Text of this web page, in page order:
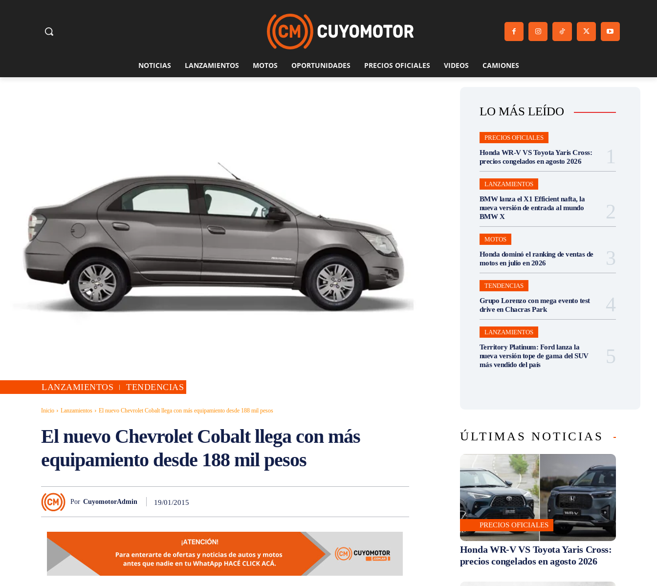
NOTICIAS LANZAMIENTOS MOTOS OPORTUNIDADES PRECIOS OFICIALES VIDEOS CAMIONES
LANZAMIENTOS TENDENCIAS
Inicio Lanzamientos El nuevo Chevrolet Cobalt llega con más equipamiento desde 188 mil pesos
El nuevo Chevrolet Cobalt llega con más
equipamiento desde 188 mil pesos
Por CuyomotorAdmin 19/01/2015
LO MÁS LEÍDO
PRECIOS OFICIALES
Honda WR-V VS Toyota Yaris Cross:
precios congelados en agosto 2026
LANZAMIENTOS
BMW lanza el X1 Efficient nafta, la
nueva versión de entrada al mundo
BMW X
MOTOS
Honda dominó el ranking de ventas de
motos en julio en 2026
TENDENCIAS
Grupo Lorenzo con mega evento test
drive en Chacras Park
LANZAMIENTOS
Territory Platinum: Ford lanza la
nueva versión tope de gama del SUV
más vendido del país
ÚLTIMAS NOTICIAS
PRECIOS OFICIALES
Honda WR-V VS Toyota Yaris Cross:
precios congelados en agosto 2026